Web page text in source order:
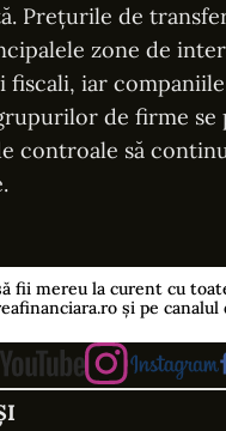
Prețurile de
zone de
fiscali, iar
de firme se
controale să
fii mereu la curent cu
și pe canalul